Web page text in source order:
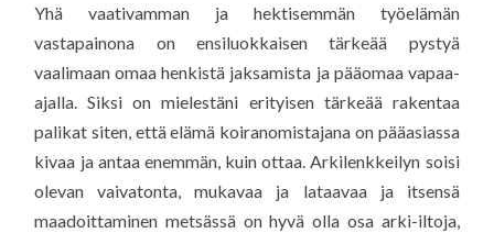
Yhä vaativamman ja hektisemmän työelämän
vastapainona on ensiluokkaisen tärkeää pystyä
vaalimaan omaa henkistä jaksamista ja pääomaa vapaa-
ajalla. Siksi on mielestäni erityisen tärkeää rakentaa
palikat siten, että elämä koiranomistajana on pääasiassa
kivaa ja antaa enemmän, kuin ottaa. Arkilenkkeilyn soisi
olevan vaivatonta, mukavaa ja lataavaa ja itsensä
maadoittaminen metsässä on hyvä olla osa arki-iltoja,